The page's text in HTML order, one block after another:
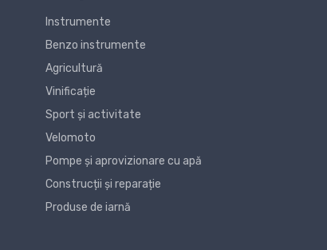
Instrumente
Benzo instrumente
Agricultură
Vinificație
Sport și activitate
Velomoto
Pompe și aprovizionare cu apă
Construcții și reparație
Produse de iarnă